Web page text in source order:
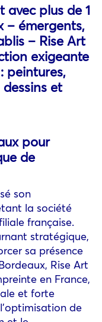
plus de 1
– émergents,
– Rise Art
exigeante
peintures,
et
pour
de
son
la société
française.
stratégique,
sa présence
Rise Art
en France,
et forte
de